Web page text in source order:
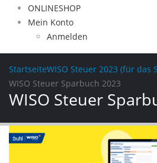
ONLINESHOP
Mein Konto
Anmelden
StartseiteWISO Steuer 2023 (für das
WISO Steuer Sparbuch 2023
WISO Steuer